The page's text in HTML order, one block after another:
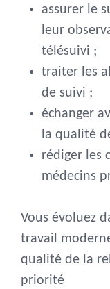
assurer le
leur
télésuivi ;
traiter les
de suivi ;
échanger
la qualité
rédiger les
médecins
Vous évoluez
travail
qualité de la
priorité